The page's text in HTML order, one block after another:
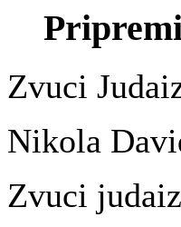
Zvuci
Nikola
Zvuci